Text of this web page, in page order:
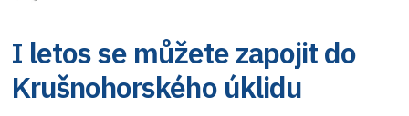
I letos se můžete zapojit do
Krušnohorského úklidu